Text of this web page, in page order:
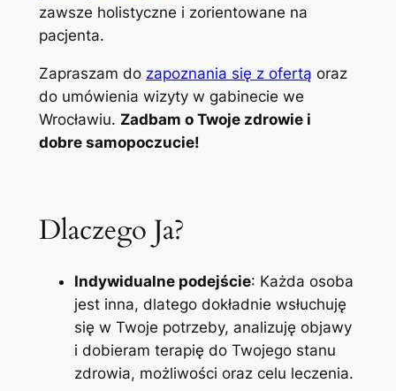
zawsze holistyczne i zorientowane na
pacjenta.
Zapraszam do zapoznania się z ofertą oraz
do umówienia wizyty w gabinecie we
Wrocławiu. Zadbam o Twoje zdrowie i
dobre samopoczucie!
Dlaczego Ja?
Indywidualne podejście: Każda osoba
jest inna, dlatego dokładnie wsłuchuję
się w Twoje potrzeby, analizuję objawy
i dobieram terapię do Twojego stanu
zdrowia, możliwości oraz celu leczenia.